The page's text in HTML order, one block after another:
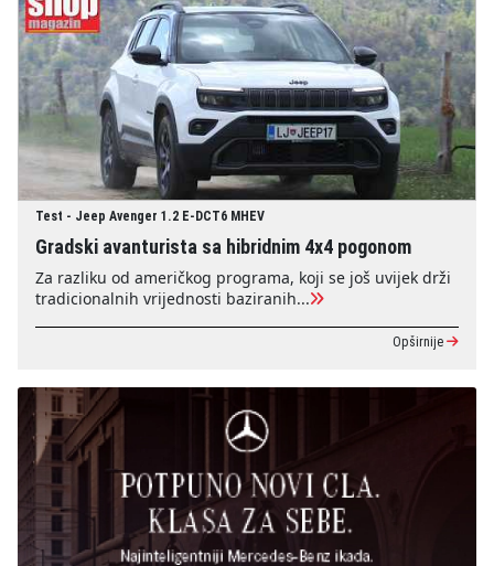
Test - Jeep Avenger 1.2 E-DCT6 MHEV
Gradski avanturista sa hibridnim 4x4 pogonom
Za razliku od američkog programa, koji se još uvijek drži
tradicionalnih vrijednosti baziranih...
Opširnije